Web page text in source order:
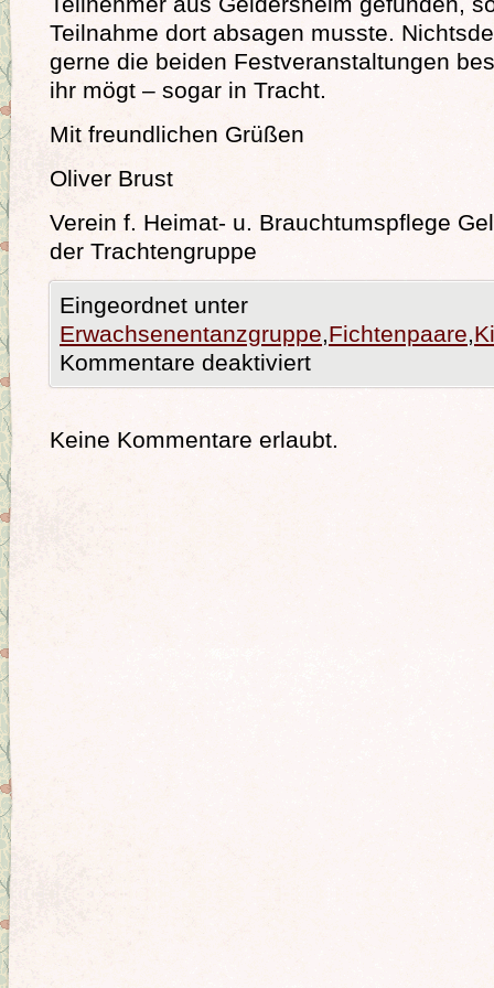
Teilnahme dort absagen musste.
gerne die beiden Festveranstaltungen
ihr mögt – sogar in Tracht.
Mit freundlichen Grüßen
Oliver Brust
Verein f. Heimat- u. Brauchtumspflege
der Trachtengruppe
Eingeordnet unter
Erwachsenentanzgruppe,Fichtenpaare,
Kommentare deaktiviert
Keine Kommentare erlaubt.